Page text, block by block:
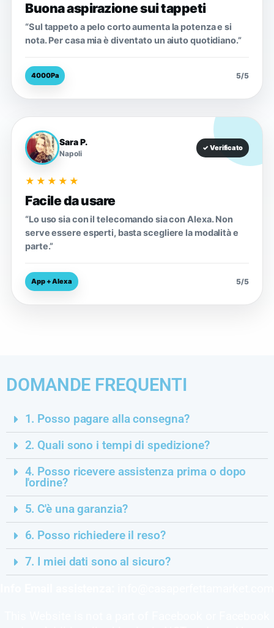
Buona aspirazione sui tappeti
“Sul tappeto a pelo corto aumenta la potenza e si
nota. Per casa mia è diventato un aiuto quotidiano.”
4000Pa 5/5
Sara P.
Napoli
✓ Verificato
★★★★★
Facile da usare
“Lo uso sia con il telecomando sia con Alexa. Non
serve essere esperti, basta scegliere la modalità e
parte.”
App + Alexa 5/5
DOMANDE FREQUENTI
1. Posso pagare alla consegna?
2. Quali sono i tempi di spedizione?
4. Posso ricevere assistenza prima o dopo
l'ordine?
5. C'è una garanzia?
6. Posso richiedere il reso?
7. I miei dati sono al sicuro?